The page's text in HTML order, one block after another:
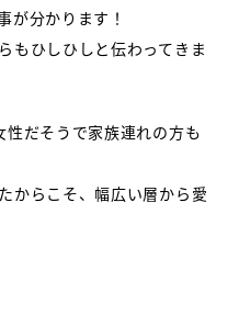
が分かります！
もひしひしと伝わってきま
だそうで家族連れの方も
からこそ、幅広い層から愛